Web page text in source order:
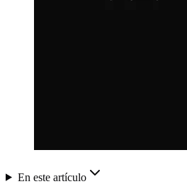
En este artículo